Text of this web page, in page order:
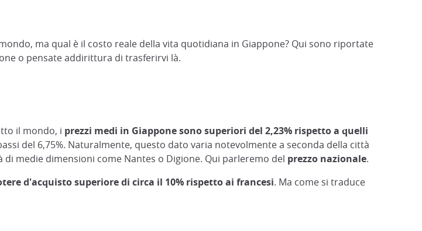
ma qual è il costo reale della vita quotidiana in Giappone? Qui sono riportate
o pensate addirittura di trasferirvi là.
il mondo, i prezzi medi in Giappone sono superiori del 2,23% rispetto a quelli
del 6,75%. Naturalmente, questo dato varia notevolmente a seconda della città
medie dimensioni come Nantes o Digione. Qui parleremo del prezzo nazionale.
d'acquisto superiore di circa il 10% rispetto ai francesi. Ma come si traduce